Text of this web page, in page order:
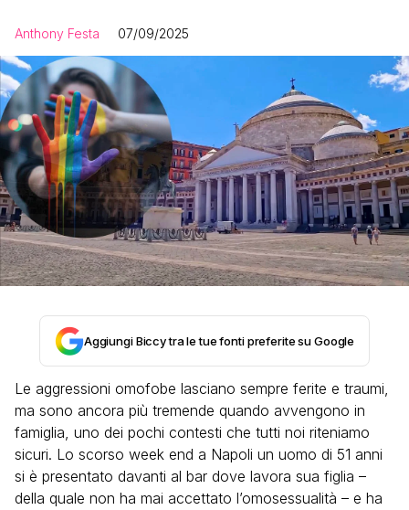
Anthony Festa 07/09/2025
Aggiungi Biccy tra le tue fonti preferite su Google
Le aggressioni omofobe lasciano sempre ferite e traumi,
ma sono ancora più tremende quando avvengono in
famiglia, uno dei pochi contesti che tutti noi riteniamo
sicuri. Lo scorso week end a Napoli un uomo di 51 anni
si è presentato davanti al bar dove lavora sua figlia –
della quale non ha mai accettato l’omosessualità – e ha